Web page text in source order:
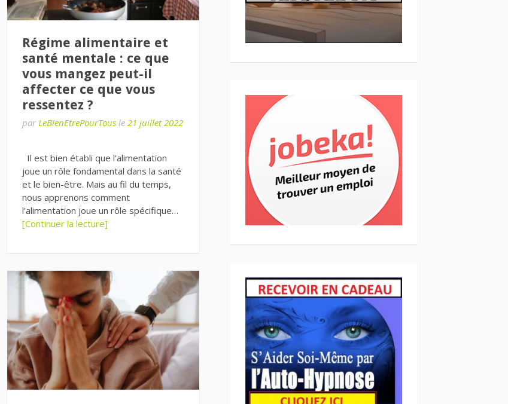
Régime alimentaire et
santé mentale : ce que
vous mangez peut-il
affecter ce que vous
ressentez ?
par LeBienEtrePourTousle 21 juillet 2022
Il est bien établi que l’alimentation
joue un rôle fondamental dans la santé
et le bien-être. Mais au fil du temps,
nous apprenons comment
l’alimentation joue un rôle spécifique…
[Continuer la lecture]